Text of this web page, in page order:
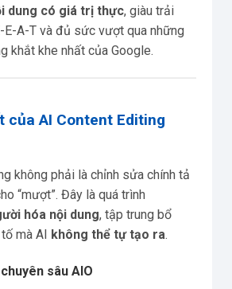
dung có giá trị thực, giàu trải
E-A-T và đủ sức vượt qua những
khắt khe nhất của Google.
của AI Content Editing
không phải là chỉnh sửa chính tả
“mượt”. Đây là quá trình
hóa nội dung, tập trung bổ
mà AI không thể tự tạo ra.
sâu AIO